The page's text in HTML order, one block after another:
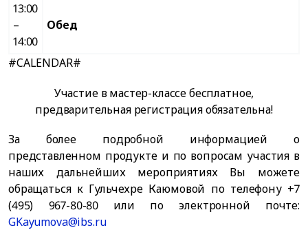
13:00
–
14:00
Обед
#CALENDAR#
Участие в мастер-классе бесплатное,
предварительная регистрация обязательна!
За более подробной информацией о
представленном продукте и по вопросам участия в
наших дальнейших мероприятиях Вы можете
обращаться к Гульчехре Каюмовой по телефону +7
(495) 967-80-80 или по электронной почте:
GKayumova@ibs.ru